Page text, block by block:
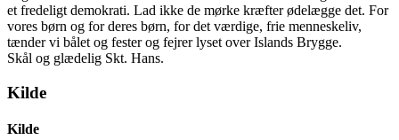
et fredeligt demokrati. Lad ikke de mørke kræfter ødelægge det. For
vores børn og for deres børn, for det værdige, frie menneskeliv,
tænder vi bålet og fester og fejrer lyset over Islands Brygge.
Skål og glædelig Skt. Hans.
Kilde
Kilde